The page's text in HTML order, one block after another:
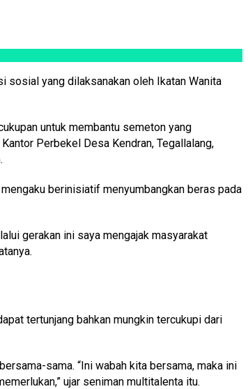
sosial yang dilaksanakan oleh Ikatan Wanita
untuk membantu semeton yang
Perbekel Desa Kendran, Tegallalang,
berinisiatif menyumbangkan beras pada
gerakan ini saya mengajak masyarakat
tertunjang bahkan mungkin tercukupi dari
sama. “Ini wabah kita bersama, maka ini
ujar seniman multitalenta itu.